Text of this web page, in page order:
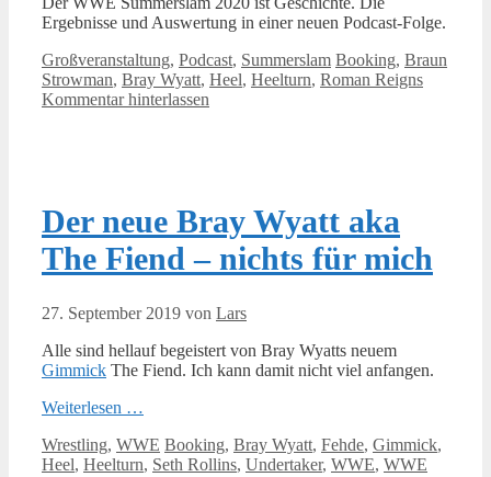
Ergebnisse und Auswertung in einer neuen Podcast-Folge.
Kategorien
Großveranstaltung, Podcast, Summerslam Schlagwörter
Booking, Braun
Strowman, Bray Wyatt, Heel, Heelturn, Roman Reigns
Kommentar hinterlassen
Der neue Bray Wyatt aka
The Fiend – nichts für mich
27. September 2019 von Lars
Alle sind hellauf begeistert von Bray Wyatts neuem
Gimmick The Fiend. Ich kann damit nicht viel anfangen.
Weiterlesen …
Kategorien
Wrestling, WWE Schlagwörter
Booking, Bray Wyatt, Fehde, Gimmick,
Heel, Heelturn, Seth Rollins, Undertaker, WWE, WWE